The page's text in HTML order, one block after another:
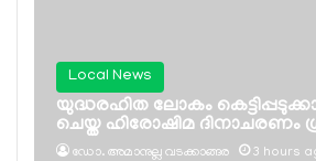
Local News
യുദ്ധരഹിത ലോകം
ചെയ്ത ഹിരോഷിമ ദിനാചരണം
ഡോ. അമാനുല്ല വടക്കാങ്ങര 3 hours